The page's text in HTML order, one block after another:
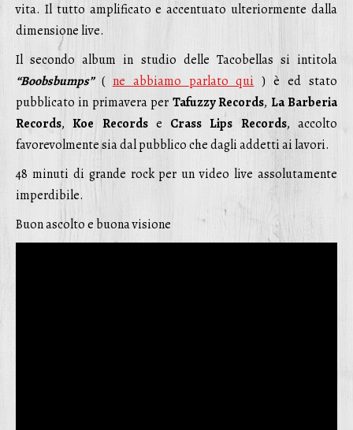
vita. Il tutto amplificato e accentuato ulteriormente dalla
dimensione live.
Il secondo album in studio delle Tacobellas si intitola
“Boobsbumps”( ne abbiamo parlato qui ) è ed stato
pubblicato in primavera per Tafuzzy Records, La Barberia
Records,Koe Recordse Crass Lips Records, accolto
favorevolmente sia dal pubblico che dagli addetti ai lavori.
48 minuti di grande rock per un video live assolutamente
imperdibile.
Buon ascolto e buona visione